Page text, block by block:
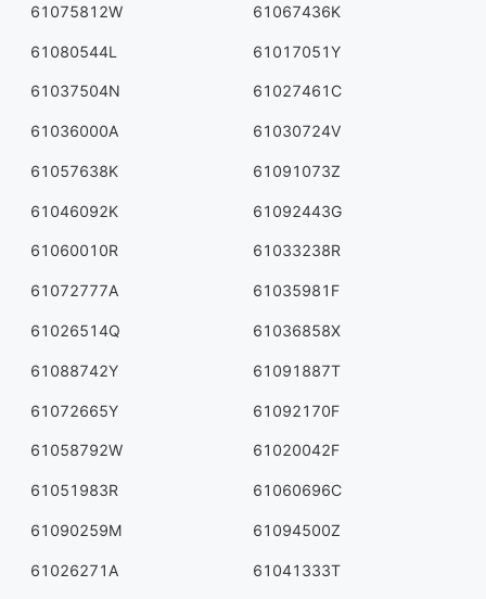
61075812W 61067436K
61080544L 61017051Y
61037504N 61027461C
61036000A 61030724V
61057638K 61091073Z
61046092K 61092443G
61060010R 61033238R
61072777A 61035981F
61026514Q 61036858X
61088742Y 61091887T
61072665Y 61092170F
61058792W 61020042F
61051983R 61060696C
61090259M 61094500Z
61026271A 61041333T